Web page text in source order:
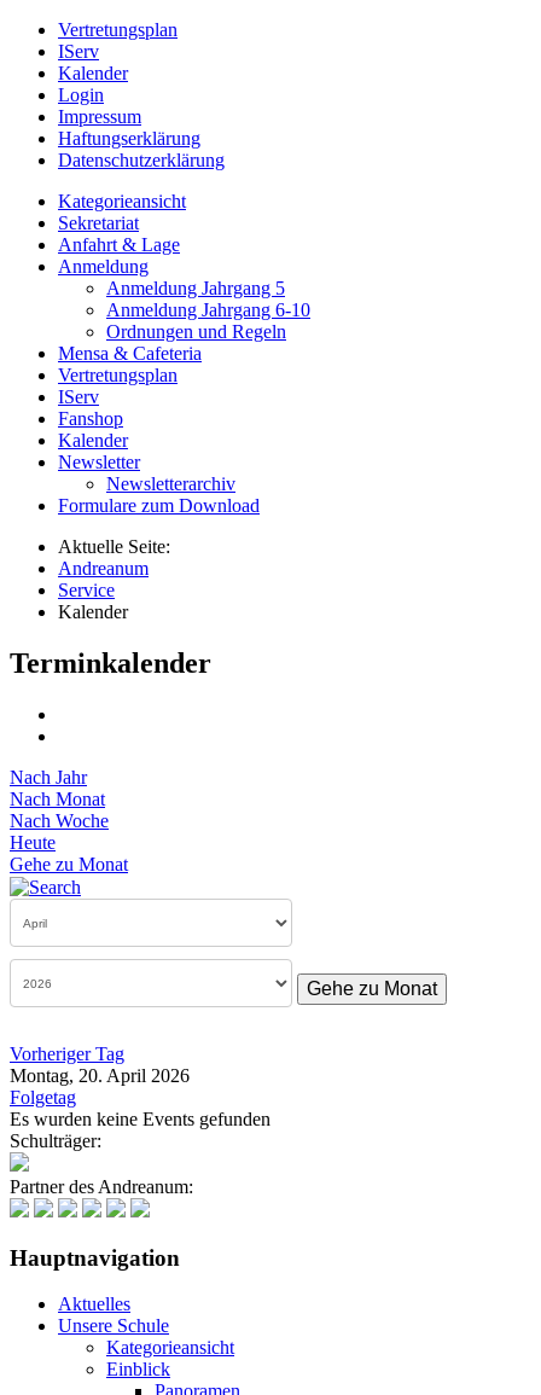
Vertretungsplan
IServ
Kalender
Login
Impressum
Haftungserklärung
Datenschutzerklärung
Kategorieansicht
Sekretariat
Anfahrt & Lage
Anmeldung
Anmeldung Jahrgang 5
Anmeldung Jahrgang 6-10
Ordnungen und Regeln
Mensa & Cafeteria
Vertretungsplan
IServ
Fanshop
Kalender
Newsletter
Newsletterarchiv
Formulare zum Download
Aktuelle Seite:
Andreanum
Service
Kalender
Terminkalender
Nach Jahr
Nach Monat
Nach Woche
Heute
Gehe zu Monat
Gehe zu Monat
Vorheriger Tag
Montag, 20. April 2026
Folgetag
Es wurden keine Events gefunden
Schulträger:
Partner des Andreanum:
Hauptnavigation
Aktuelles
Unsere Schule
Kategorieansicht
Einblick